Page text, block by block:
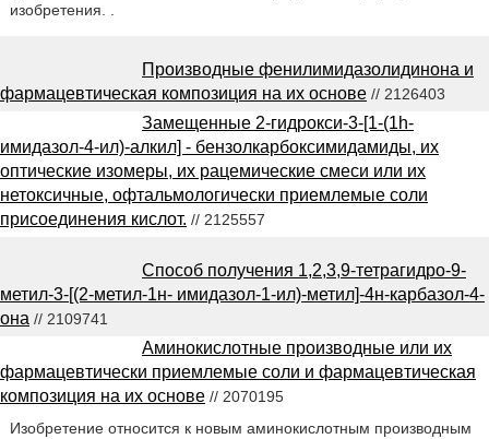
изобретения. .
Производные фенилимидазолидинона и
фармацевтическая композиция на их основе // 2126403
Замещенные 2-гидрокси-3-[1-(1h-
имидазол-4-ил)-алкил] - бензолкарбоксимидамиды, их
оптические изомеры, их рацемические смеси или их
нетоксичные, офтальмологически приемлемые соли
присоединения кислот. // 2125557
Способ получения 1,2,3,9-тетрагидро-9-
метил-3-[(2-метил-1н- имидазол-1-ил)-метил]-4н-карбазол-4-
она // 2109741
Аминокислотные производные или их
фармацевтически приемлемые соли и фармацевтическая
композиция на их основе // 2070195
Изобретение относится к новым аминокислотным производным